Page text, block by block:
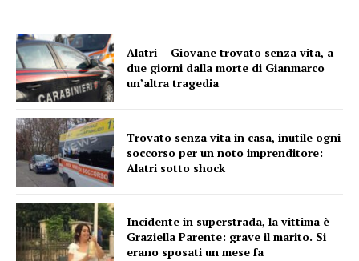
Alatri – Giovane trovato senza vita, a
due giorni dalla morte di Gianmarco
un’altra tragedia
Trovato senza vita in casa, inutile ogni
soccorso per un noto imprenditore:
Alatri sotto shock
Incidente in superstrada, la vittima è
Graziella Parente: grave il marito. Si
erano sposati un mese fa